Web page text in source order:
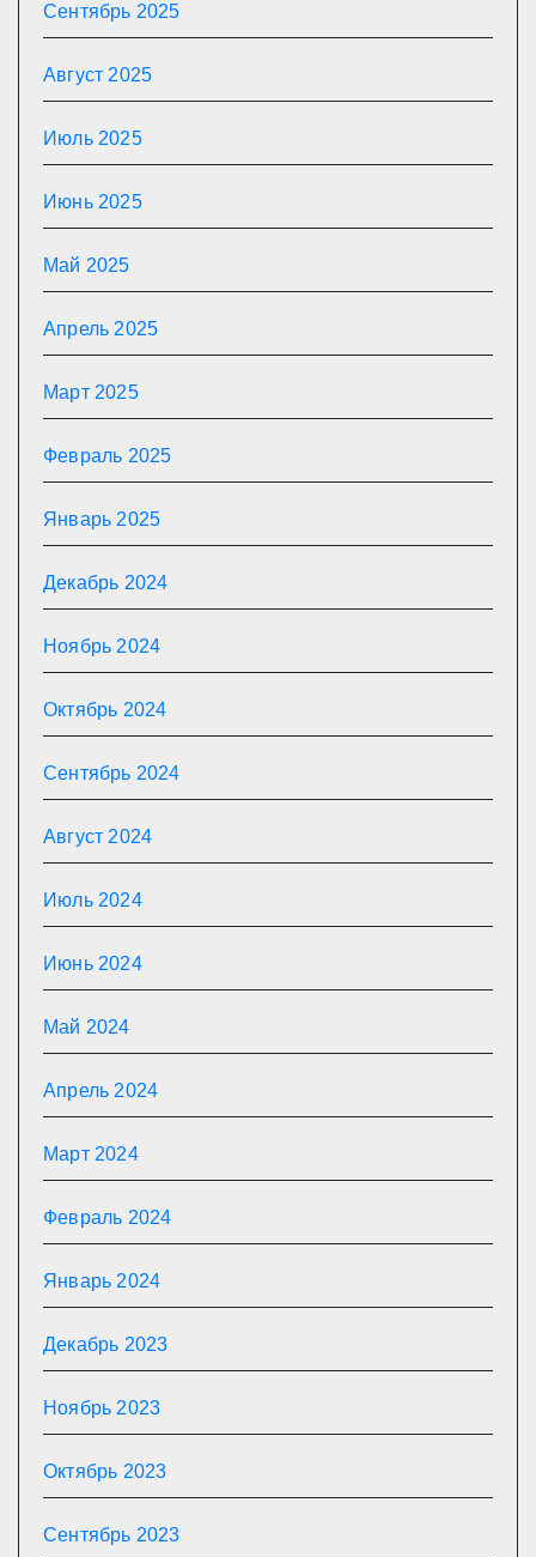
Сентябрь 2025
Август 2025
Июль 2025
Июнь 2025
Май 2025
Апрель 2025
Март 2025
Февраль 2025
Январь 2025
Декабрь 2024
Ноябрь 2024
Октябрь 2024
Сентябрь 2024
Август 2024
Июль 2024
Июнь 2024
Май 2024
Апрель 2024
Март 2024
Февраль 2024
Январь 2024
Декабрь 2023
Ноябрь 2023
Октябрь 2023
Сентябрь 2023